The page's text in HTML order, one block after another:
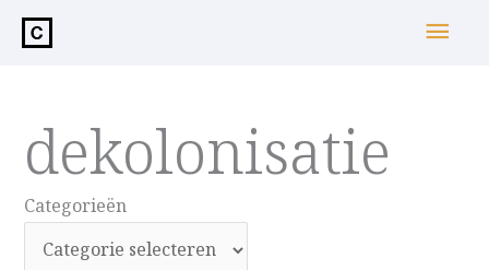
inhoud
dekolonisatie
Categorieën
Categorieën